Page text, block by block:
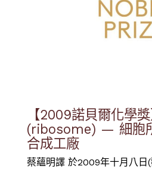
【2009諾貝爾化學
(ribosome) — 細胞
合成工廠
蔡蘊明譯 於2009年十月八